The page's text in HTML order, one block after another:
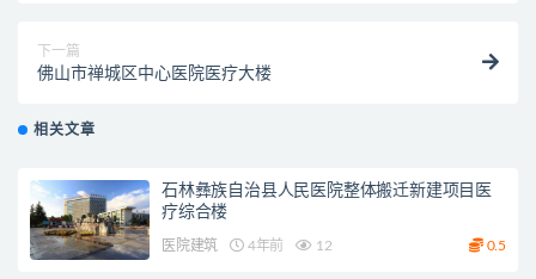
下一篇
佛山市禅城区中心医院医疗大楼
相关文章
石林彝族自治县人民医院整体搬迁新建项目医
疗综合楼
医院建筑 4年前 12 0.5